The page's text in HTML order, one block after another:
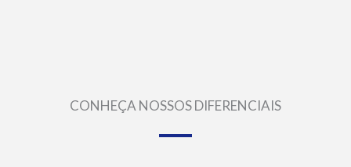
CONHEÇA NOSSOS DIFERENCIAIS